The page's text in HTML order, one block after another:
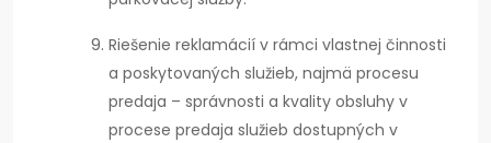
Riešenie reklamácií v rámci vlastnej činnosti
a poskytovaných služieb, najmä procesu
predaja – správnosti a kvality obsluhy v
procese predaja služieb dostupných v